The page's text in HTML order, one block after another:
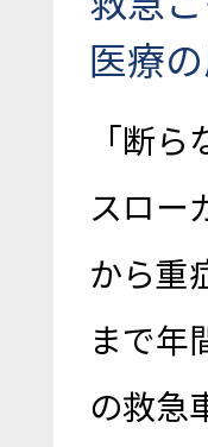
医療
「断
スロー
から重
まで年
の救急